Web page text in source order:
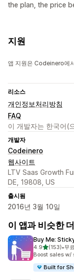
the plan, the price
지원
앱 지원은 Codeinero에
리소스
개인정보처리방침
FAQ
이 개발자는 한국어(
개발자
Codeinero
웹사이트
LTV Saas Growth
DE, 19808, US
출시됨
2016년 3월 10일
이 앱과 비슷한
Buy Me:
4.9별 5개 중
(153)
총 리뷰 153개
•무
Boost sales
Built for